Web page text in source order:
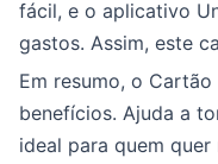
fácil, e o aplicativo
gastos. Assim, este
Em resumo, o
benefícios. Ajuda a
ideal para quem